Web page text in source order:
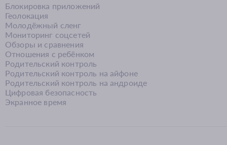
Блокировка приложений
Геолокация
Молодёжный сленг
Мониторинг соцсетей
Обзоры и сравнения
Отношения с ребёнком
Родительский контроль
Родительский контроль на айфоне
Родительский контроль на андроиде
Цифровая безопасность
Экранное время